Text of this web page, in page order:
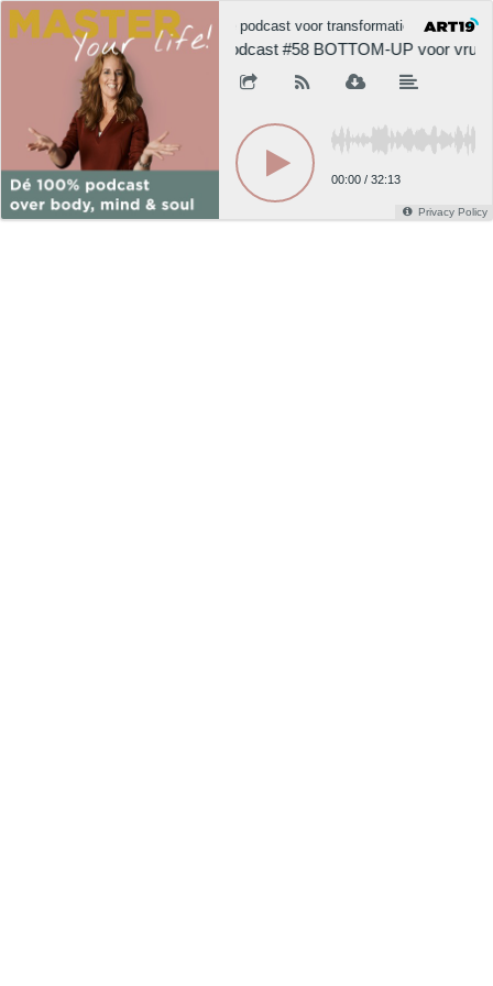
Dé podcast voor transformatie,
Podcast #58 BOTTOM-UP voor
00:00 / 32:13
Privacy Policy